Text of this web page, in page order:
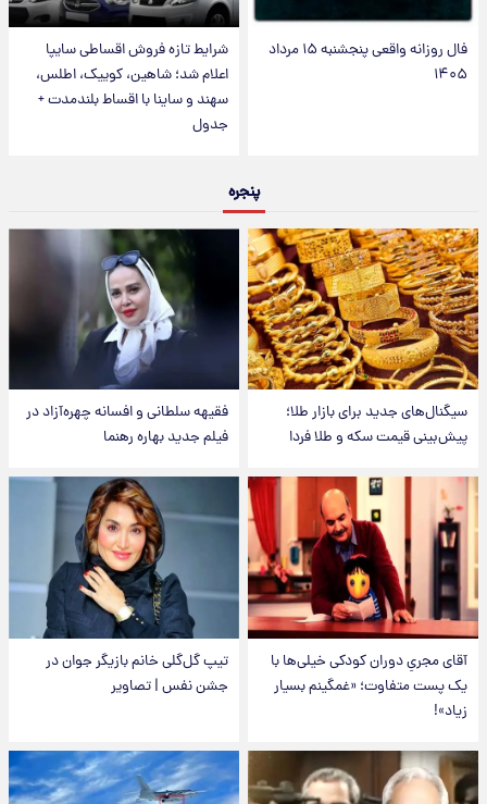
فال روزانه واقعی پنجشنبه ۱۵ مرداد
۱۴۰۵
شرایط تازه فروش اقساطی سایپا
اعلام شد؛ شاهین، کوییک، اطلس،
سهند و ساینا با اقساط بلندمدت +
جدول
پنجره
سیگنال‌های جدید برای بازار طلا؛
پیش‌بینی قیمت سکه و طلا فردا
فقیهه سلطانی و افسانه چهره‌آزاد در
فیلم جدید بهاره رهنما
آقای مجریِ دوران کودکی خیلی‌ها با
یک پست متفاوت؛ «غمگینم بسیار
زیاد»!
تیپ گل‌گلی خانم بازیگر جوان در
جشن نفس | تصاویر